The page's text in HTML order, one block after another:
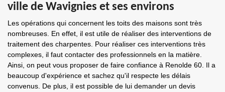
ville de Wavignies et ses environs
Les opérations qui concernent les toits des maisons sont très
nombreuses. En effet, il est utile de réaliser des interventions de
traitement des charpentes. Pour réaliser ces interventions très
complexes, il faut contacter des professionnels en la matière.
Ainsi, on peut vous proposer de faire confiance à Renolde 60. Il a
beaucoup d'expérience et sachez qu'il respecte les délais
convenus. De plus, il est possible de lui demander un devis